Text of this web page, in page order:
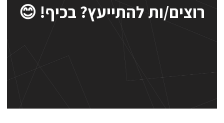
רוצים/ות להתייעץ? בכיף! 😊